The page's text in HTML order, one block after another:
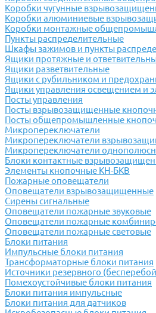
Коробки чугунные
Коробки алюминиевые
Коробки монтажные
Пункты распределительные
Шкафы зажимов и пункты
Ящики протяжные и
Ящики разветвительные
Ящики с рубильником и
Ящики управления освещением и
Посты управления
Посты взрывозащищенные
Посты общепромышленные
Микропереключатели
Микропереключатели
Микропереключатели
Блоки контактные
Элементы кнопочные КН-БКВ
Пожарные оповещатели
Оповещатели взрывозащищенные
Сирены сигнальные
Оповещатели пожарные звуковые
Оповещатели пожарные
Оповещатели пожарные световые
Блоки питания
Импульсные блоки питания
Трансформаторные блоки питания
Источники резервного
Помехоустойчивые блоки питания
Блоки питания импульсные
Блоки питания для датчиков